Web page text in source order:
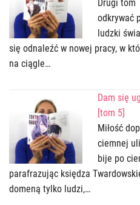
Drugi tom
odkrywać
ludzki
się odnaleźć w nowej pracy, w
na ciągle…
Dam się
[tom 5]
Miłość
ciemnej
bije po
parafrazując księdza
domeną tylko ludzi,…